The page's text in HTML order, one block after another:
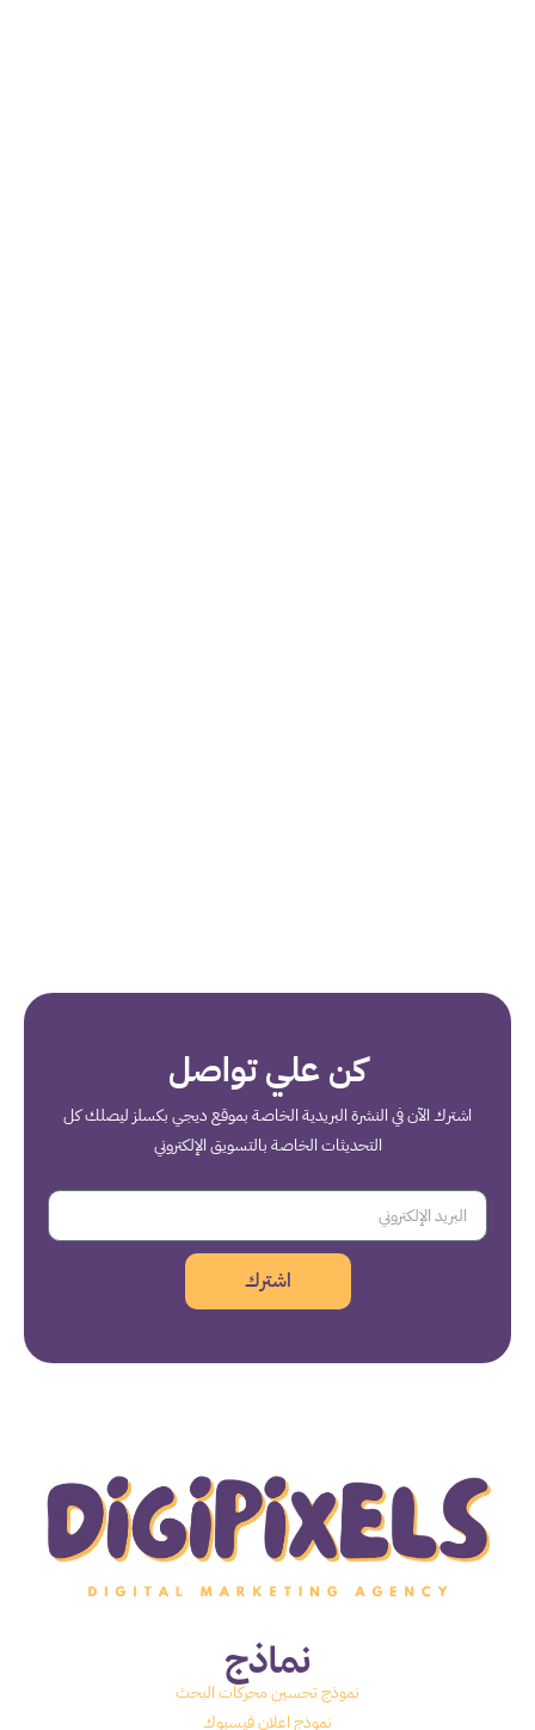
كن علي تواصل
اشترك الآن في النشرة البريدية الخاصة بموقع ديجي بكسلز ليصلك كل
التحديثات الخاصة بالتسويق الإلكتروني
اشترك
نماذج
نموذج تحسين محركات البحث
نموذج اعلان فيسبوك